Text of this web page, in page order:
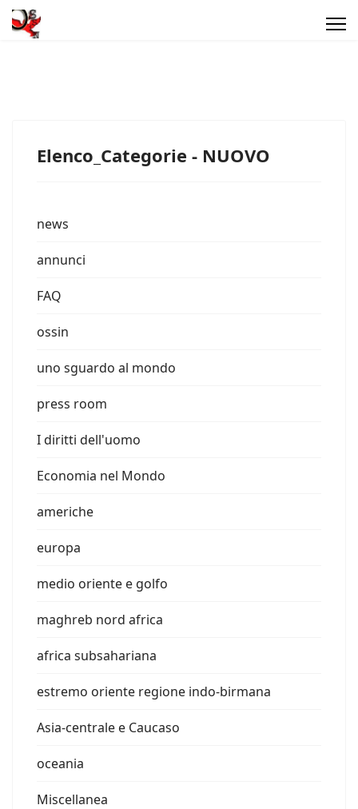
Elenco_Categorie - NUOVO
news
annunci
FAQ
ossin
uno sguardo al mondo
press room
I diritti dell'uomo
Economia nel Mondo
americhe
europa
medio oriente e golfo
maghreb nord africa
africa subsahariana
estremo oriente regione indo-birmana
Asia-centrale e Caucaso
oceania
Miscellanea